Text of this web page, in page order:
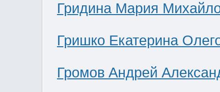
Гридина Мария
Гришко Екатерина
Громов Андрей